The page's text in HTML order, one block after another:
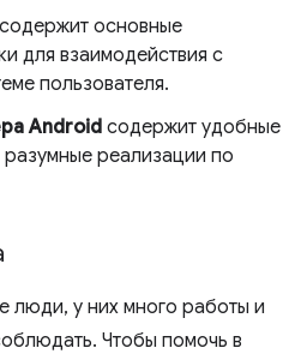
содержит основные
для взаимодействия с
пользователя.
Android содержит удобные
реализации по
люди, у них много работы и
Чтобы помочь в